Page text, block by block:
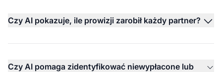
Czy AI pokazuje, ile prowizji zarobił każdy partner?
Czy AI pomaga zidentyfikować niewypłacone lub